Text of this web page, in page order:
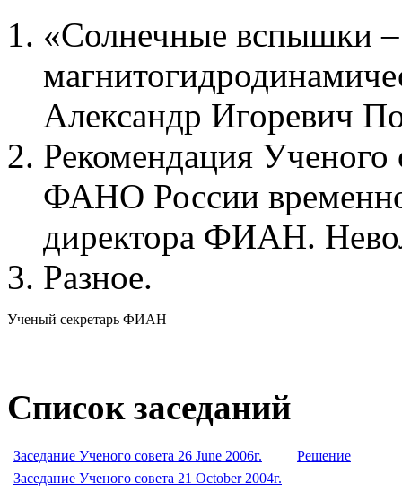
«Солнечные вспышки
Александр Игоревич
Рекомендация
ФАНО России
директора ФИАН.
Разное.
Ученый секретарь ФИАН
Список заседаний
Заседание Ученого совета 26 June 2006г.
Решение
Заседание Ученого совета 21 October 2004г.